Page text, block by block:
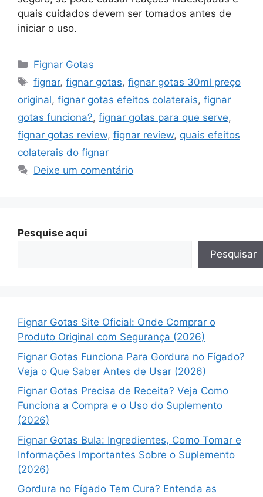
quais cuidados devem ser tomados antes de
iniciar o uso.
Categorias
Fignar Gotas
Tags
fignar,fignar gotas,fignar gotas 30ml preço
original, fignar gotas efeitos colaterais, fignar
gotas funciona?, fignar gotas para que serve,
fignar gotas review, fignar review, quais efeitos
colaterais do fignar
Deixe um comentário
Pesquise aqui
Pesquisar
Fignar Gotas Site Oficial: Onde Comprar o
Produto Original com Segurança (2026)
Fignar Gotas Funciona Para Gordura no Fígado?
Veja o Que Saber Antes de Usar (2026)
Fignar Gotas Precisa de Receita? Veja Como
Funciona a Compra e o Uso do Suplemento
(2026)
Fignar Gotas Bula: Ingredientes, Como Tomar e
Informações Importantes Sobre o Suplemento
(2026)
Gordura no Fígado Tem Cura? Entenda as